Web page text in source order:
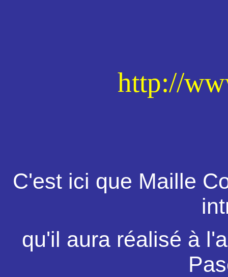
http://
C'est ici que Maille
qu'il aura réalisé à